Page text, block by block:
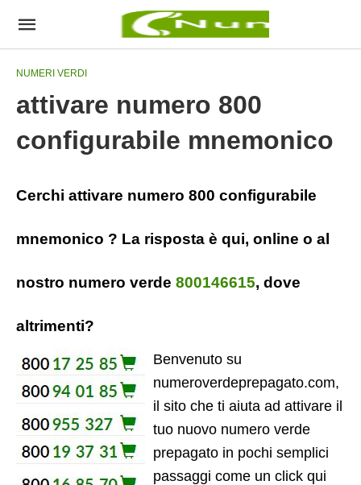
NUMERI VERDI
attivare numero 800
configurabile mnemonico
Cerchi attivare numero 800 configurabile
mnemonico ? La risposta è qui, online o al
nostro numero verde 800146615, dove
altrimenti?
Benvenuto su
numeroverdeprepagato.com,
il sito che ti aiuta ad attivare il
tuo nuovo numero verde
prepagato in pochi semplici
passaggi come un click qui